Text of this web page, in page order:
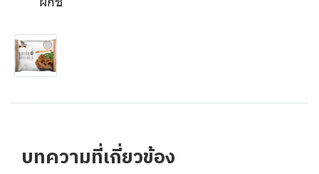
บทความที่เกี่ยวข้อง